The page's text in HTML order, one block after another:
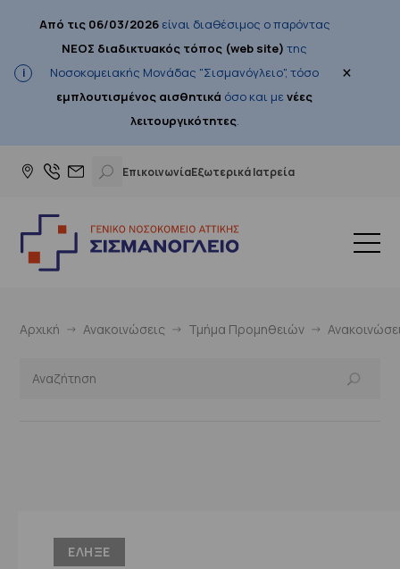
Από τις 06/03/2026είναι διαθέσιμος ο παρόντας
ΝΕΟΣ διαδικτυακός τόπος (web site) της
Νοσοκομειακής Μονάδας "Σισμανόγλειο", τόσο
εμπλουτισμένος αισθητικά όσο και μενέες
λειτουργικότητες.
×
ΕπικοινωνίαΕξωτερικά Ιατρεία
Αρχική Ανακοινώσεις Τμήμα Προμηθειών
ΕΛΗΞΕ